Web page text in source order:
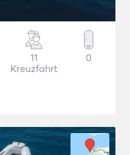
11
Kreuzfahrt
0